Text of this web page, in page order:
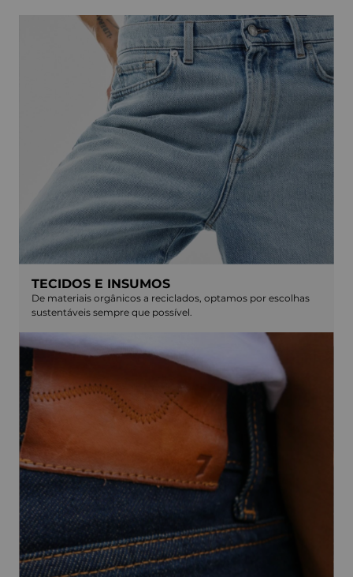
TECIDOS E INSUMOS
De materiais orgânicos a reciclados, optamos por escolhas
sustentáveis sempre que possível.